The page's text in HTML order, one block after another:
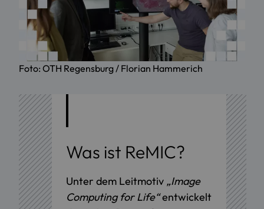
Foto: OTH Regensburg / Florian Hammerich
Was ist ReMIC?
Unter dem Leitmotiv „Image
Computing for Life“entwickelt